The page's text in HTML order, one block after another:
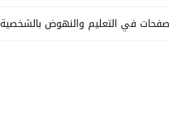
صفحات في التعليم والنهوض بالشخصية